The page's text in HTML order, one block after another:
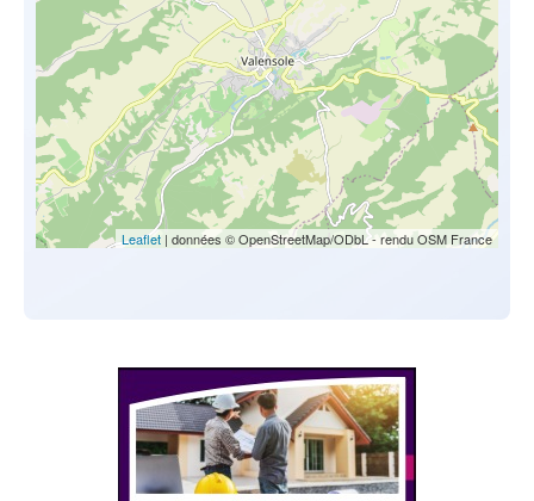
Leaflet | données © OpenStreetMap/ODbL - rendu OSM France